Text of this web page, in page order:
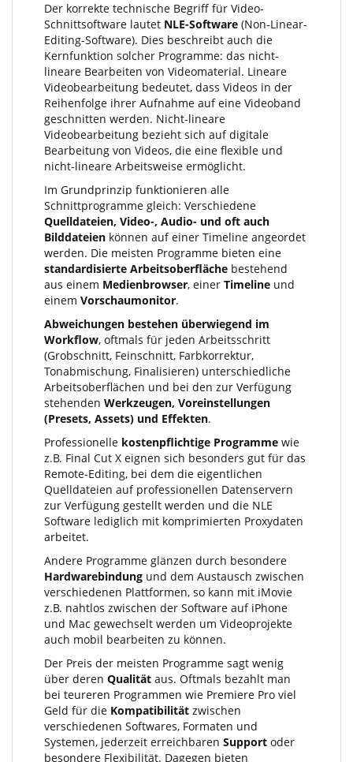
Der korrekte technische Begriff für Video-
Schnittsoftware lautet NLE-Software (Non-Linear-
Editing-Software). Dies beschreibt auch die
Kernfunktion solcher Programme: das nicht-
lineare Bearbeiten von Videomaterial. Lineare
Videobearbeitung bedeutet, dass Videos in der
Reihenfolge ihrer Aufnahme auf eine Videoband
geschnitten werden. Nicht-lineare
Videobearbeitung bezieht sich auf digitale
Bearbeitung von Videos, die eine flexible und
nicht-lineare Arbeitsweise ermöglicht.
Im Grundprinzip funktionieren alle
Schnittprogramme gleich: Verschiedene
Quelldateien, Video-, Audio- und oft auch
Bilddateien können auf einer Timeline angeordet
werden. Die meisten Programme bieten eine
standardisierte Arbeitsoberfläche bestehend
aus einem Medienbrowser, einer Timeline und
einem Vorschaumonitor.
Abweichungen bestehen überwiegend im
Workflow, oftmals für jeden Arbeitsschritt
(Grobschnitt, Feinschnitt, Farbkorrektur,
Tonabmischung, Finalisieren) unterschiedliche
Arbeitsoberflächen und bei den zur Verfügung
stehenden Werkzeugen, Voreinstellungen
(Presets, Assets) und Effekten.
Professionelle kostenpflichtige Programme wie
z.B. Final Cut X eignen sich besonders gut für das
Remote-Editing, bei dem die eigentlichen
Quelldateien auf professionellen Datenservern
zur Verfügung gestellt werden und die NLE
Software lediglich mit komprimierten Proxydaten
arbeitet.
Andere Programme glänzen durch besondere
Hardwarebindung und dem Austausch zwischen
verschiedenen Plattformen, so kann mit iMovie
z.B. nahtlos zwischen der Software auf iPhone
und Mac gewechselt werden um Videoprojekte
auch mobil bearbeiten zu können.
Der Preis der meisten Programme sagt wenig
über deren Qualität aus. Oftmals bezahlt man
bei teureren Programmen wie Premiere Pro viel
Geld für die Kompatibilität zwischen
verschiedenen Softwares, Formaten und
Systemen, jederzeit erreichbaren Support oder
besondere Flexibilität. Dagegen bieten